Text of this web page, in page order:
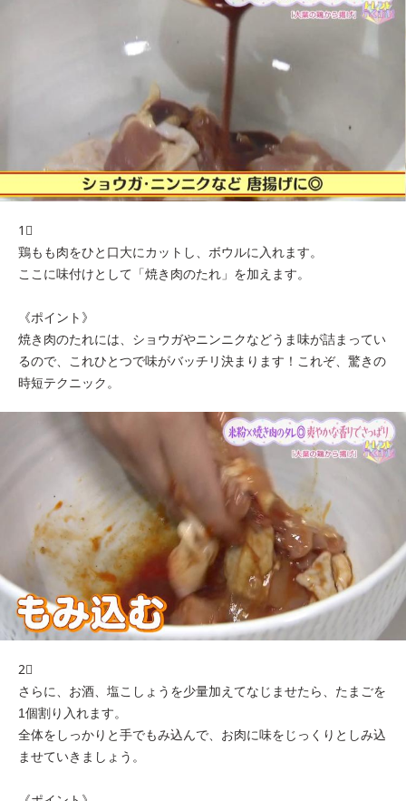
1⃣
鶏もも肉をひと口大にカットし、ボウルに入れます。
ここに味付けとして「焼き肉のたれ」を加えます。
《ポイント》
焼き肉のたれには、ショウガやニンニクなどうま味が詰まってい
るので、これひとつで味がバッチリ決まります！これぞ、驚きの
時短テクニック。
2⃣
さらに、お酒、塩こしょうを少量加えてなじませたら、たまごを
1個割り入れます。
全体をしっかりと手でもみ込んで、お肉に味をじっくりとしみ込
ませていきましょう。